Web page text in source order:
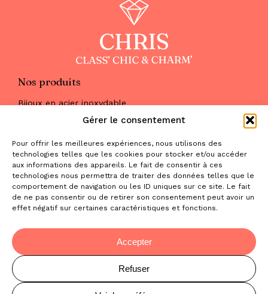
Gérer le consentement
Pour offrir les meilleures expériences, nous utilisons des
technologies telles que les cookies pour stocker et/ou accéder
aux informations des appareils. Le fait de consentir à ces
technologies nous permettra de traiter des données telles que le
comportement de navigation ou les ID uniques sur ce site. Le fait
de ne pas consentir ou de retirer son consentement peut avoir un
effet négatif sur certaines caractéristiques et fonctions.
Accepter
Refuser
Nos produits
Bijoux en acier inoxydable
Maquillage
Parfums
Nous trouver
& nous contacter
2 place de la Liberté
31470 Saint-Lys
06 52 05 69 65
© Copyright Chris Class' Chic & Charm'